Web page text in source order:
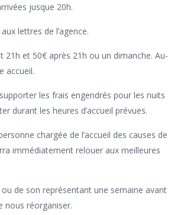
jusque 20h.
lettres de l’agence.
et 50€ après 21h ou un dimanche. Au-
accueil.
les frais engendrés pour les nuits
durant les heures d’accueil prévues.
chargée de l’accueil des causes de
immédiatement relouer aux meilleures
de son représentant une semaine avant
nous réorganiser.